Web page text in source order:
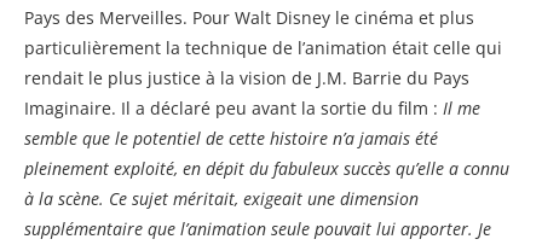
Pays des Merveilles. Pour Walt Disney le cinéma et plus
particulièrement la technique de l’animation était celle qui
rendait le plus justice à la vision de J.M. Barrie du Pays
Imaginaire. Il a déclaré peu avant la sortie du film : Il me
semble que le potentiel de cette histoire n’a jamais été
pleinement exploité, en dépit du fabuleux succès qu’elle a connu
à la scène. Ce sujet méritait, exigeait une dimension
supplémentaire que l’animation seule pouvait lui apporter. Je